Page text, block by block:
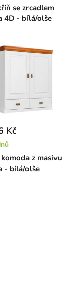
se zrcadlem
4D - bílá/olše
z masivu
- bílá/olše
Kč